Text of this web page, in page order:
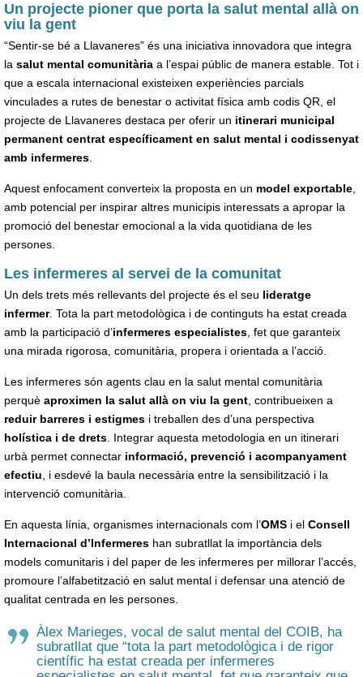
Un projecte pioner que porta la salut mental allà on
viu la gent
“Sentir-se bé a Llavaneres” és una iniciativa innovadora que integra
la salut mental comunitària a l’espai públic de manera estable. Tot i
que a escala internacional existeixen experiències parcials
vinculades a rutes de benestar o activitat física amb codis QR, el
projecte de Llavaneres destaca per oferir un itinerari municipal
permanent centrat específicament en salut mental i codissenyat
amb infermeres.
Aquest enfocament converteix la proposta en un model exportable,
amb potencial per inspirar altres municipis interessats a apropar la
promoció del benestar emocional a la vida quotidiana de les
persones.
Les infermeres al servei de la comunitat
Un dels trets més rellevants del projecte és el seu lideratge
infermer. Tota la part metodològica i de continguts ha estat creada
amb la participació d’infermeres especialistes, fet que garanteix
una mirada rigorosa, comunitària, propera i orientada a l’acció.
Les infermeres són agents clau en la salut mental comunitària
perquè aproximen la salut allà on viu la gent, contribueixen a
reduir barreres i estigmes i treballen des d’una perspectiva
holística i de drets. Integrar aquesta metodologia en un itinerari
urbà permet connectar informació, prevenció i acompanyament
efectiu, i esdevé la baula necessària entre la sensibilització i la
intervenció comunitària.
En aquesta línia, organismes internacionals com l’OMS i el Consell
Internacional d’Infermeres han subratllat la importància dels
models comunitaris i del paper de les infermeres per millorar l’accés,
promoure l’alfabetització en salut mental i defensar una atenció de
qualitat centrada en les persones.
Àlex Marieges, vocal de salut mental del COIB, ha
subratllat que “tota la part metodològica i de rigor
científic ha estat creada per infermeres